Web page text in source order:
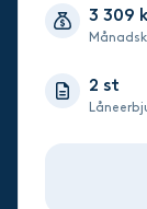
3 309
2 st